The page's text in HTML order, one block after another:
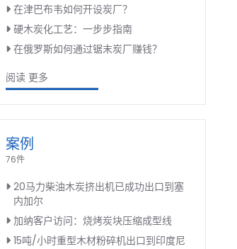
在津巴布韦如何开设炭厂？
硬木炭化工艺：一步步指南
在俄罗斯如何通过锯末炭厂赚钱？
阅读 更多
案例
76件
20马力柴油木炭挤出机已成功出口到塞
内加尔
加纳客户访问：烧烤炭块压缩成型线
15吨/小时重型木材粉碎机出口到印度尼